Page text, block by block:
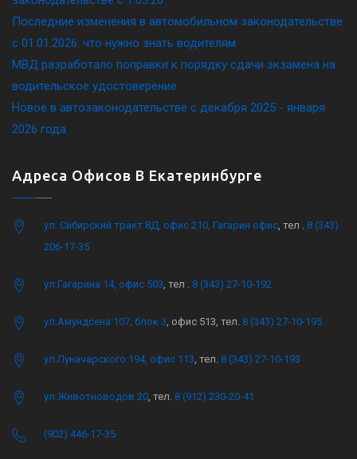
Последние изменения в автомобильном законодательстве
c 01.01.2026: что нужно знать водителям
МВД разработало поправки к порядку сдачи экзамена на
водительское удостоверение
Новое в автозаконодательстве с декабря 2025 - января
2026 года
Адреса Офисов В Екатеринбурге
ул. Сибирский тракт 8Д, офис 210, Гагарин офис , тел . 8 (343)
206-17-35
ул.Гагарина 14, офис 503 , тел . 8 (343) 27-10-192
ул.Амундсена 107, блок 3 , офис 513, тел. 8 (343) 27-10-195
ул.Луначарского 194, офис 113 , тел. 8 (343) 27-10-193
ул.Животноводов 20 , тел. 8 (912) 230-20-41
(902) 446-17-35